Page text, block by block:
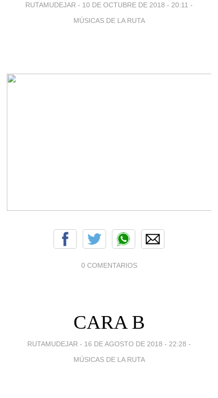
RUTAMUDEJAR - 10 DE OCTUBRE DE 2018 - 20:11 -
MÚSICAS DE LA RUTA
0 COMENTARIOS
CARA B
RUTAMUDEJAR - 16 DE AGOSTO DE 2018 - 22:28 -
MÚSICAS DE LA RUTA